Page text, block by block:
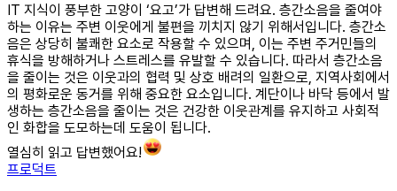
IT 지식이 풍부한 고양이 ‘요고’가 답변해 드려요. 층간소음을 줄여야
하는 이유는 주변 이웃에게 불편을 끼치지 않기 위해서입니다. 층간소
음은 상당히 불쾌한 요소로 작용할 수 있으며, 이는 주변 주거민들의
휴식을 방해하거나 스트레스를 유발할 수 있습니다. 따라서 층간소음
을 줄이는 것은 이웃과의 협력 및 상호 배려의 일환으로, 지역사회에서
의 평화로운 동거를 위해 중요한 요소입니다. 계단이나 바닥 등에서 발
생하는 층간소음을 줄이는 것은 건강한 이웃관계를 유지하고 사회적
인 화합을 도모하는데 도움이 됩니다.
열심히 읽고 답변했어요!
프로덕트